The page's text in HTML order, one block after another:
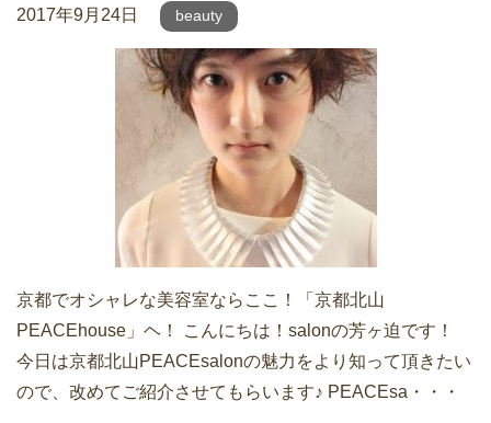
2017年9月24日 beauty
京都でオシャレな美容室ならここ！「京都北山
PEACEhouse」ヘ！ こんにちは！salonの芳ヶ迫です！
今日は京都北山PEACEsalonの魅力をより知って頂きたい
ので、改めてご紹介させてもらいます♪ PEACEsa・・・